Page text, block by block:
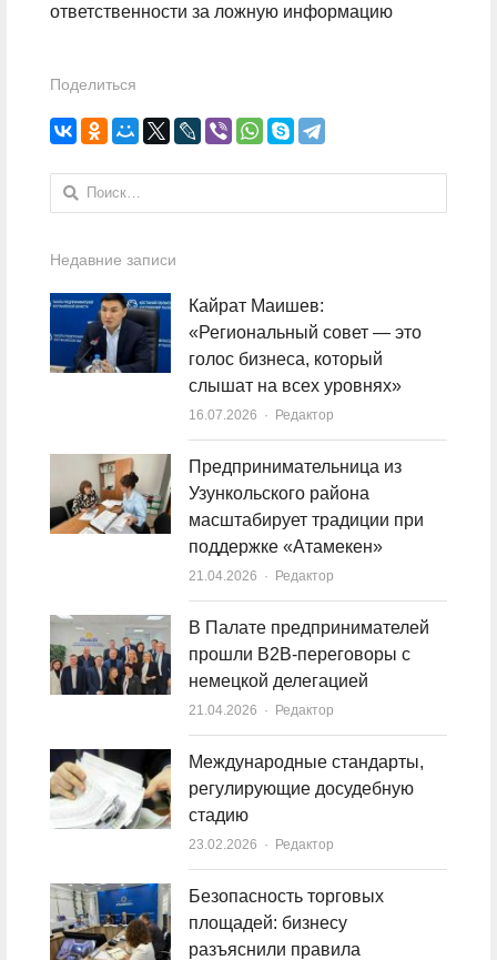
ответственности за ложную информацию
Поделиться
Найти:
Недавние записи
Кайрат Маишев:
«Региональный совет — это
голос бизнеса, который
слышат на всех уровнях»
16.07.2026 Author
Редактор
Предпринимательница из
Узункольского района
масштабирует традиции при
поддержке «Атамекен»
21.04.2026 Author
Редактор
В Палате предпринимателей
прошли B2B-переговоры с
немецкой делегацией
21.04.2026 Author
Редактор
Международные стандарты,
регулирующие досудебную
стадию
23.02.2026 Author
Редактор
Безопасность торговых
площадей: бизнесу
разъяснили правила